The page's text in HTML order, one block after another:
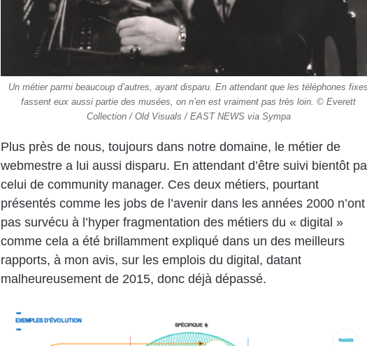
Un métier parmi beaucoup d’autres, ayant disparu. En attendant que les téléphones
fassent eux aussi partie des musées, on n’en est vraiment pas très loin. © Everett
Collection / Old Visuals / EAST NEWS via Sympa
Plus près de nous, toujours dans notre domaine, le métier de
webmestre a lui aussi disparu. En attendant d’être suivi bientôt
celui de community manager. Ces deux métiers, pourtant
présentés comme les jobs de l’avenir dans les années 2000 n’ont
pas survécu à l’hyper fragmentation des métiers du « digital »
comme cela a été brillamment expliqué dans un des meilleurs
rapports, à mon avis, sur les emplois du digital, datant
malheureusement de 2015, donc déjà dépassé.